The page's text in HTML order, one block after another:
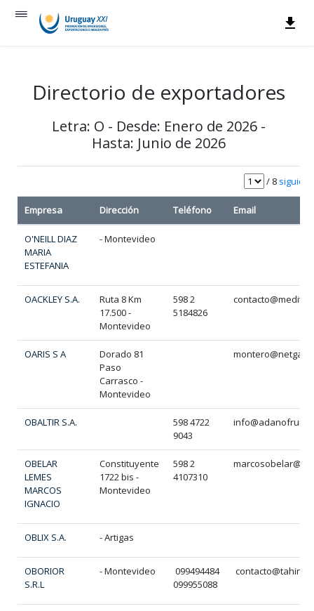
Directorio de exportadores
Letra: O - Desde: Enero de 2026 -
Hasta: Junio de 2026
/ 8
Empresa Dirección Teléfono Email
O'NEILL DIAZ
MARIA
ESTEFANIA
- Montevideo
OACKLEY S.A.
Ruta 8 Km
17.500 -
Montevideo
598 2
5184826
OARIS S A
Dorado 81
Paso
Carrasco -
Montevideo
OBALTIR S.A.
598 4722
9043
OBELAR
LEMES
MARCOS
IGNACIO
Constituyente
1722 bis -
Montevideo
598 2
4107310
OBLIX S.A. - Artigas
OBORIOR
S.R.L
- Montevideo
099494484
099955088